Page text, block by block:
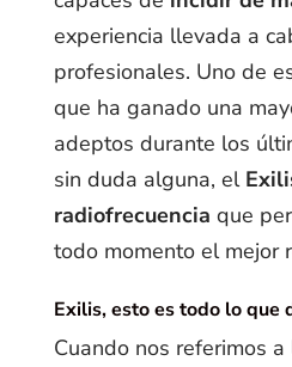
experiencia llevada a
profesionales. Uno de
que ha ganado una
adeptos durante los
sin duda alguna, el
radiofrecuencia que
todo momento el mejor
Exilis, esto es todo lo que
Cuando nos referimos a